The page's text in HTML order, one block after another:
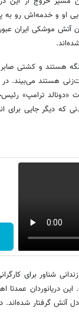
او و خدمه‌اش رو به
آتش موشکی ایران
از تنگه هستند و
هستند می‌بیند.
«دونالد ترامپ»
که دیگر جایی
شناور برای
این دریانوردان
دست‌کم ۱۰ ملوان از آغاز این بحران